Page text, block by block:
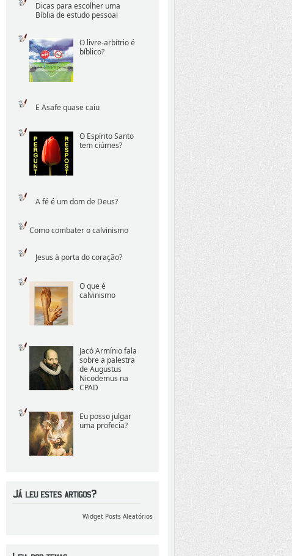
Dicas para escolher uma
Bíblia de estudo pessoal
O livre-arbítrio é
bíblico?
E Asafe quase caiu
O Espírito Santo
tem ciúmes?
A fé é um dom de Deus?
Como combater o calvinismo
Jesus à porta do coração?
O que é
calvinismo
Jacó Armínio fala
sobre a palestra
de Augustus
Nicodemus na
CPAD
Eu posso julgar
uma profecia?
Widget Posts Aleatórios